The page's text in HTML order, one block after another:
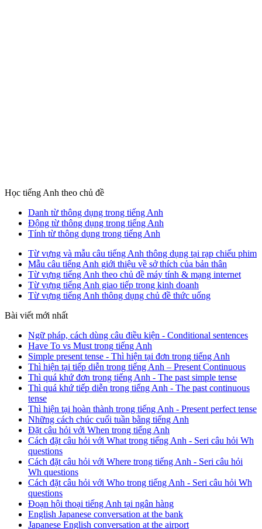
Học tiếng Anh theo chủ đề
Danh từ thông dụng trong tiếng Anh
Động từ thông dụng trong tiếng Anh
Tính từ thông dụng trong tiếng Anh
Từ vựng và mẫu câu tiếng Anh thông dụng tại rạp chiếu phim
Mẫu câu tiếng Anh giới thiệu về sở thích của bản thân
Từ vựng tiếng Anh theo chủ đề máy tính & mạng internet
Từ vựng tiếng Anh giao tiếp trong kinh doanh
Từ vựng tiếng Anh thông dụng chủ đề thức uống
Bài viết mới nhất
Ngữ pháp, cách dùng câu điều kiện - Conditional sentences
Have To vs Must trong tiếng Anh
Simple present tense - Thì hiện tại đơn trong tiếng Anh
Thì hiện tại tiếp diễn trong tiếng Anh – Present Continuous
Thì quá khứ đơn trong tiếng Anh - The past simple tense
Thì quá khứ tiếp diễn trong tiếng Anh - The past continuous
tense
Thì hiện tại hoàn thành trong tiếng Anh - Present perfect tense
Những cách chúc cuối tuần bằng tiếng Anh
Đặt câu hỏi với When trong tiếng Anh
Cách đặt câu hỏi với What trong tiếng Anh - Seri câu hỏi Wh
questions
Cách đặt câu hỏi với Where trong tiếng Anh - Seri câu hỏi
Wh questions
Cách đặt câu hỏi với Who trong tiếng Anh - Seri câu hỏi Wh
questions
Đoạn hội thoại tiếng Anh tại ngân hàng
English Japanese conversation at the bank
Japanese English conversation at the airport